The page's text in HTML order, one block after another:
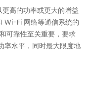
高的功率或更大的增益
Wi-Fi 网络等通信系统的
可靠性至关重要，要求
率水平，同时最大限度地